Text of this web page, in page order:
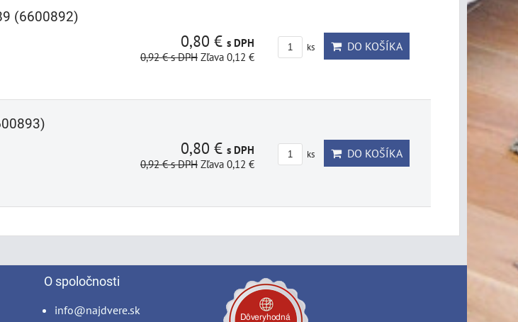
(6600892)
0,80 € s DPH
0,92 €s DPH Zľava 0,12 €
ks DO KOŠÍKA
0,80 € s DPH
0,92 €s DPH Zľava 0,12 €
ks DO KOŠÍKA
O spoločnosti
info@najdvere.sk